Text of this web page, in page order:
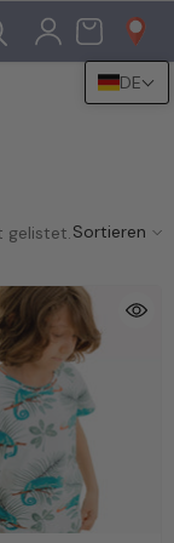
gelistet. Sortieren
DE